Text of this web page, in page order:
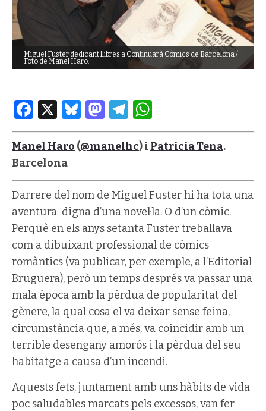
Miguel Fuster dedicant llibres a Continuarà Còmics de Barcelona /
Foto de Manel Haro.
Facebook
X Bluesky
Mastodon
Telegram
Manel Haro (@manelhc) i Patricia Tena.
Barcelona
Darrere del nom de Miguel Fuster hi ha tota una
aventura digna d’una novel·la. O d’un còmic.
Perquè en els anys setanta Fuster treballava
com a dibuixant professional de còmics
romàntics (va publicar, per exemple, a l’Editorial
Bruguera), però un temps després va passar una
mala època amb la pèrdua de popularitat del
gènere, la qual cosa el va deixar sense feina,
circumstància que, a més, va coincidir amb un
terrible desengany amorós i la pèrdua del seu
habitatge a causa d’un incendi.
Aquests fets, juntament amb uns hàbits de vida
poc saludables marcats pels excessos, van fer